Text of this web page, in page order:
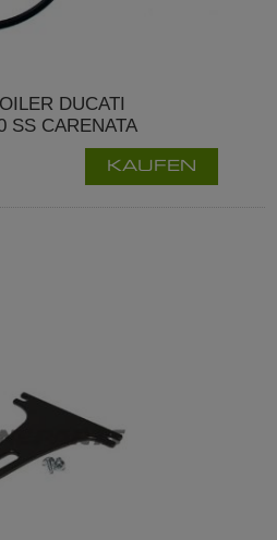
DUCATI
SS CARENATA
KAUFEN